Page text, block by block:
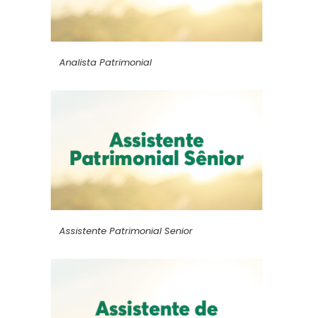
Analista Patrimonial
Assistente Patrimonial Senior